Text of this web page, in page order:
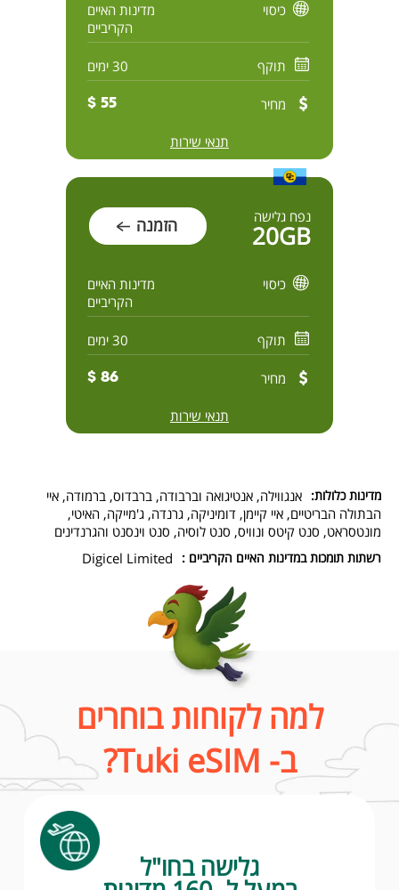
כיסוי
מדינות האיים
הקריביים
תוקף 30 ימים
מחיר 55 $
תנאי שירות
נפח גלישה
20GB הזמנה
כיסוי
מדינות האיים
הקריביים
תוקף 30 ימים
מחיר 86 $
תנאי שירות
מדינות כלולות: אנגווילה, אנטיגואה וברבודה, ברבדוס, ברמודה, איי
הבתולה הבריטיים, איי קיימן, דומיניקה, גרנדה, ג'מייקה, האיטי,
מונטסראט, סנט קיטס ונוויס, סנט לוסיה, סנט וינסנט והגרנדינים
רשתות תומכות במדינות האיים הקריביים : Digicel Limited
למה לקוחות בוחרים
ב- Tuki eSIM?
גלישה בחו"ל